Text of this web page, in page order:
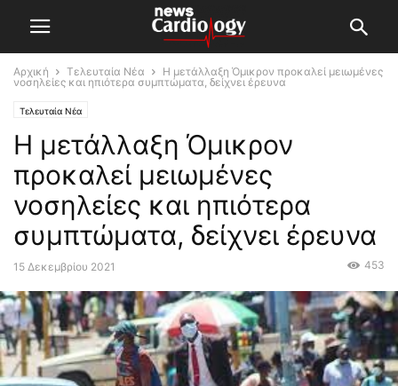
Αρχική Τελευταία Νέα
Η μετάλλαξη Όμικρον προκαλεί μειωμένες
νοσηλείες και ηπιότερα συμπτώματα, δείχνει έρευνα
Τελευταία Νέα
Η μετάλλαξη Όμικρον
προκαλεί μειωμένες
νοσηλείες και ηπιότερα
συμπτώματα, δείχνει έρευνα
15 Δεκεμβρίου 2021 453